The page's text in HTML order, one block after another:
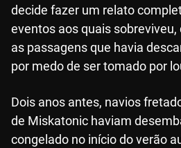
decide fazer um relato
eventos aos quais
as passagens que havia
por medo de ser tomado por
Dois anos antes, navios
de Miskatonic haviam
congelado no início do verão